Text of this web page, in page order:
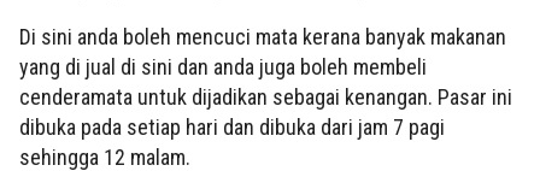
Di sini anda boleh mencuci mata kerana banyak makanan
yang di jual di sini dan anda juga boleh membeli
cenderamata untuk dijadikan sebagai kenangan. Pasar ini
dibuka pada setiap hari dan dibuka dari jam 7 pagi
sehingga 12 malam.